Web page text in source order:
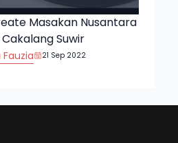
Masakan Nusantara
Suwir
21 Sep 2022